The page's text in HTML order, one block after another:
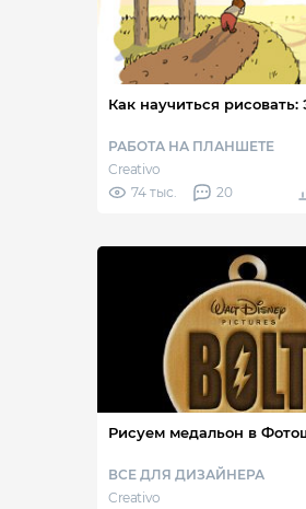
Как научиться рисовать:
РАБОТА НА ПЛАНШЕТЕ
Creativo
74 тыс.
20
Рисуем медальон в
ВСЕ ДЛЯ ДИЗАЙНЕРА
Creativo